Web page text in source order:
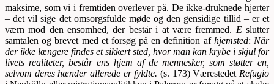
maksime, som vi i fremtiden overlever på. De ikke-druknede hjerter
– det vil sige det omsorgsfulde møde og den gensidige tillid – er et
værn mod den ensomhed, der består i at være fremmed. Eslutter
samtalen og brevet med et forsøg på en definition af hjemsted: Når
der ikke længere findes et sikkert sted, hvor man kan krybe i skjul for
livets realiteter, består ens hjem af de mennesker, som støtter en,
selvom deres hænder allerede er fyldte. (s. 173) Værestedet Refugio